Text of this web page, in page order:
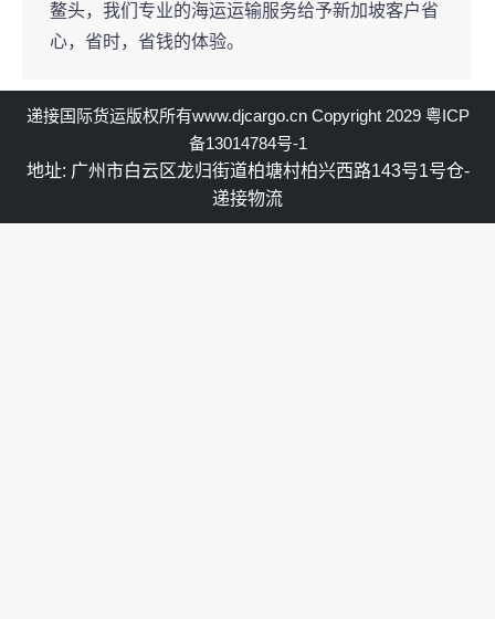
鳌头，我们专业的海运运输服务给予新加坡客户省
心，省时，省钱的体验。
递接国际货运版权所有www.djcargo.cnCopyright 2029 粤ICP
备13014784号-1
地址: 广州市白云区龙归街道柏塘村柏兴西路143号1号仓-
递接物流